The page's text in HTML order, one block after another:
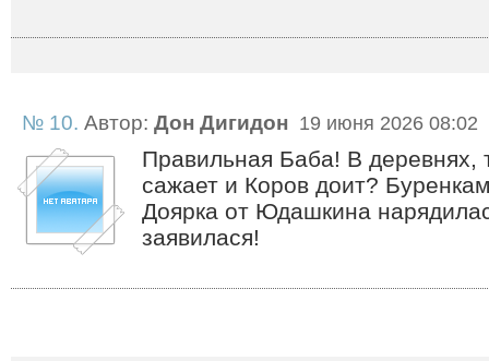
№ 10. Автор: Дон Дигидон 19 июня 2026 08:02
Правильная Баба! В деревнях,
сажает и Коров доит?
Доярка от Юдашкина
заявилася!